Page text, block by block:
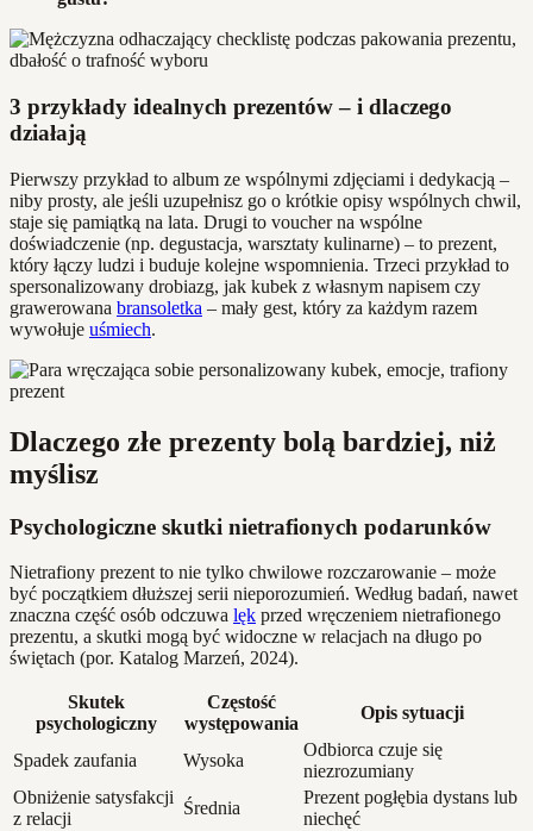
3 przykłady idealnych prezentów – i dlaczego
działają
Pierwszy przykład to album ze wspólnymi zdjęciami i dedykacją –
niby prosty, ale jeśli uzupełnisz go o krótkie opisy wspólnych chwil,
staje się pamiątką na lata. Drugi to voucher na wspólne
doświadczenie (np. degustacja, warsztaty kulinarne) – to prezent,
który łączy ludzi i buduje kolejne wspomnienia. Trzeci przykład to
spersonalizowany drobiazg, jak kubek z własnym napisem czy
grawerowana bransoletka – mały gest, który za każdym razem
wywołuje uśmiech.
Dlaczego złe prezenty bolą bardziej, niż
myślisz
Psychologiczne skutki nietrafionych podarunków
Nietrafiony prezent to nie tylko chwilowe rozczarowanie – może
być początkiem dłuższej serii nieporozumień. Według badań, nawet
znaczna część osób odczuwa lęk przed wręczeniem nietrafionego
prezentu, a skutki mogą być widoczne w relacjach na długo po
świętach (por. Katalog Marzeń, 2024).
Skutek
psychologiczny
Częstość
występowania
Opis sytuacji
Spadek zaufania Wysoka
Odbiorca czuje się
niezrozumiany
Obniżenie satysfakcji
z relacji
Średnia
Prezent pogłębia dystans lub
niechęć